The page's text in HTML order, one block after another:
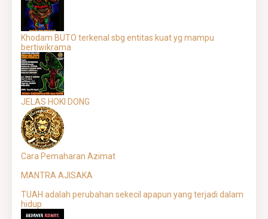
Khodam BUTO terkenal sbg entitas kuat yg mampu
bertiwikrama
JELAS HOKI DONG
Cara Pemaharan Azimat
MANTRA AJISAKA
TUAH adalah perubahan sekecil apapun yang terjadi dalam
hidup